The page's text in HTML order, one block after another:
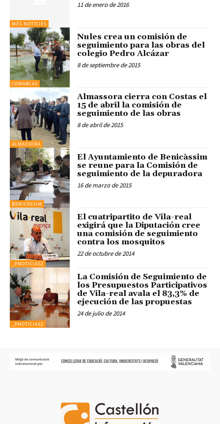
MÉS NOTÍCIES
11 de enero de 2016
COMARCAS
Nules crea un comisión de
seguimiento para las obras del
colegio Pedro Alcázar
8 de septiembre de 2015
ALMASSORA
Almassora cierra con Costas el
15 de abril la comisión de
seguimiento de las obras
8 de abril de 2015
BENICÀSSIM
El Ayuntamiento de Benicàssim
se reune para la Comisión de
seguimiento de la depuradora
16 de marzo de 2015
_PNOTICIAS2
El cuatripartito de Vila-real
exigirá que la Diputación cree
una comisión de seguimiento
contra los mosquitos
22 de octubre de 2014
_PNOTICIAS2
La Comisión de Seguimiento de
los Presupuestos Participativos
de Vila-real avala el 83,3% de
ejecución de las propuestas
24 de julio de 2014